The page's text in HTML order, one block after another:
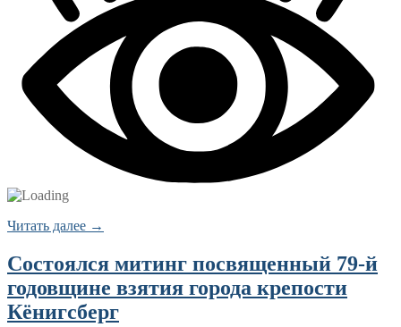
Читать далее →
Состоялся митинг посвященный 79-й
годовщине взятия города крепости
Кёнигсберг